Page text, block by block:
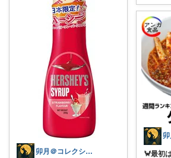
卯月＠コレクションで遊んでます✨
🦀最初